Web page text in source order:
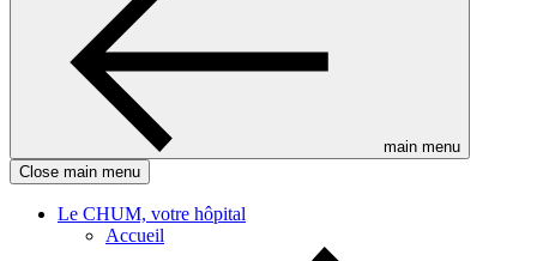
main menu
Close main menu
Le CHUM, votre hôpital
Accueil